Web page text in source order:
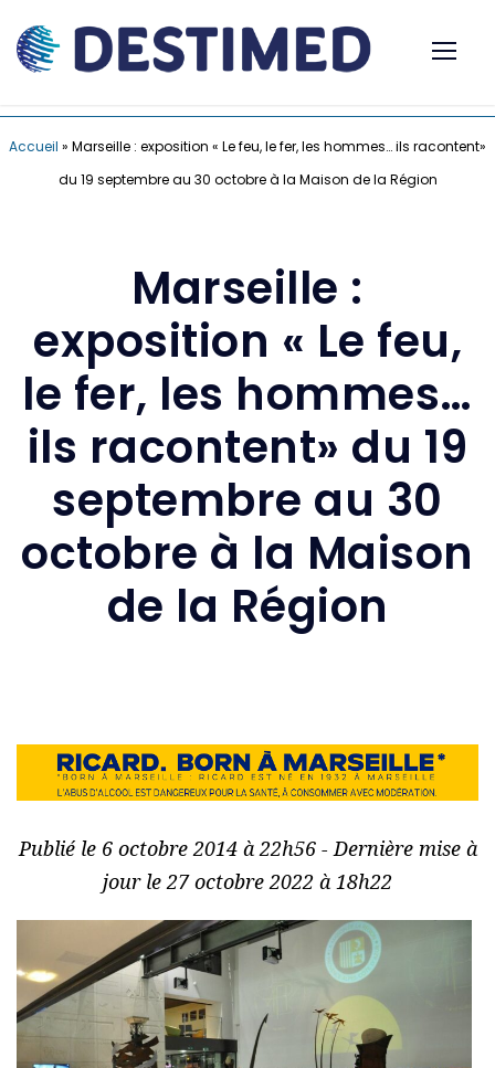
Accueil » Marseille : exposition « Le feu, le fer, les hommes… ils racontent»
du 19 septembre au 30 octobre à la Maison de la Région
Marseille :
exposition « Le feu,
le fer, les hommes…
ils racontent» du 19
septembre au 30
octobre à la Maison
de la Région
Publié le 6 octobre 2014 à 22h56 - Dernière mise à
jour le 27 octobre 2022 à 18h22